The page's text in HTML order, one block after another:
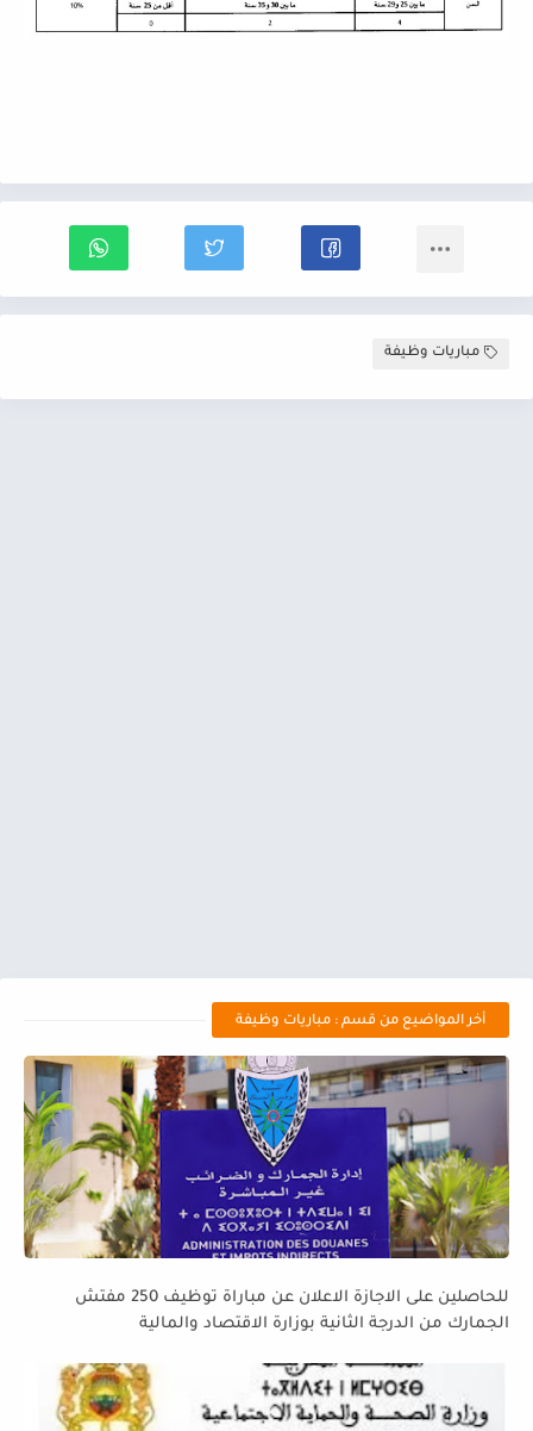
مباريات وظيفة
أخر المواضيع من قسم : مباريات وظيفة
للحاصلين على الاجازة الاعلان عن مباراة توظيف 250 مفتش
الجمارك من الدرجة الثانية بوزارة الاقتصاد والمالية